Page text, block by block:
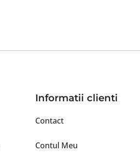
Informatii clienti
Contact
Contul Meu